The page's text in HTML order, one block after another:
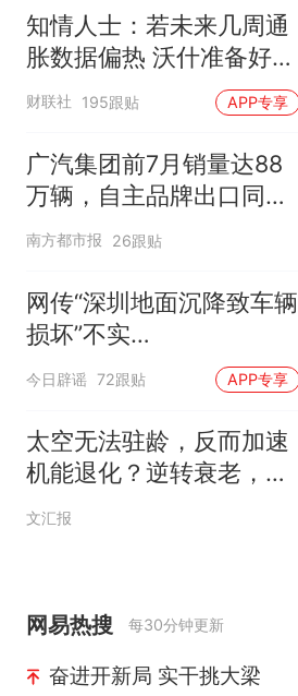
知情人士：若未来几周通
胀数据偏热 沃什准备好加
息
财联社 195跟贴 APP专享
广汽集团前7月销量达88
万辆，自主品牌出口同比
增130%
南方都市报 26跟贴
网传“深圳地面沉降致车辆
损坏”不实
（2026·08·06）
今日辟谣 72跟贴 APP专享
太空无法驻龄，反而加速
机能退化？逆转衰老，航
天医学出招
文汇报
网易热搜 每30分钟更新
奋进开新局 实干挑大梁